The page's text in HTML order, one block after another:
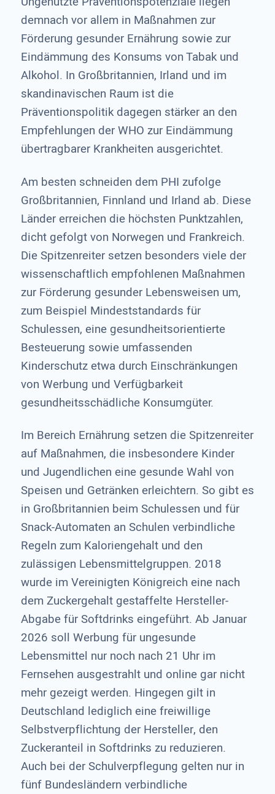
demnach vor allem in Maßnahmen zur
Förderung gesunder Ernährung sowie zur
Eindämmung des Konsums von Tabak und
Alkohol. In Großbritannien, Irland und im
skandinavischen Raum ist die
Präventionspolitik dagegen stärker an den
Empfehlungen der WHO zur Eindämmung
übertragbarer Krankheiten ausgerichtet.
Am besten schneiden dem PHI zufolge
Großbritannien, Finnland und Irland ab. Diese
Länder erreichen die höchsten Punktzahlen,
dicht gefolgt von Norwegen und Frankreich.
Die Spitzenreiter setzen besonders viele der
wissenschaftlich empfohlenen Maßnahmen
zur Förderung gesunder Lebensweisen um,
zum Beispiel Mindeststandards für
Schulessen, eine gesundheitsorientierte
Besteuerung sowie umfassenden
Kinderschutz etwa durch Einschränkungen
von Werbung und Verfügbarkeit
gesundheitsschädliche Konsumgüter.
Im Bereich Ernährung setzen die Spitzenreiter
auf Maßnahmen, die insbesondere Kinder
und Jugendlichen eine gesunde Wahl von
Speisen und Getränken erleichtern. So gibt es
in Großbritannien beim Schulessen und für
Snack-Automaten an Schulen verbindliche
Regeln zum Kaloriengehalt und den
zulässigen Lebensmittelgruppen. 2018
wurde im Vereinigten Königreich eine nach
dem Zuckergehalt gestaffelte Hersteller-
Abgabe für Softdrinks eingeführt. Ab Januar
2026 soll Werbung für ungesunde
Lebensmittel nur noch nach 21 Uhr im
Fernsehen ausgestrahlt und online gar nicht
mehr gezeigt werden. Hingegen gilt in
Deutschland lediglich eine freiwillige
Selbstverpflichtung der Hersteller, den
Zuckeranteil in Softdrinks zu reduzieren.
Auch bei der Schulverpflegung gelten nur in
fünf Bundesländern verbindliche